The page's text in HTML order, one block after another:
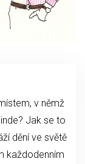
v němž
Jak se to
dění ve světě
každodenním